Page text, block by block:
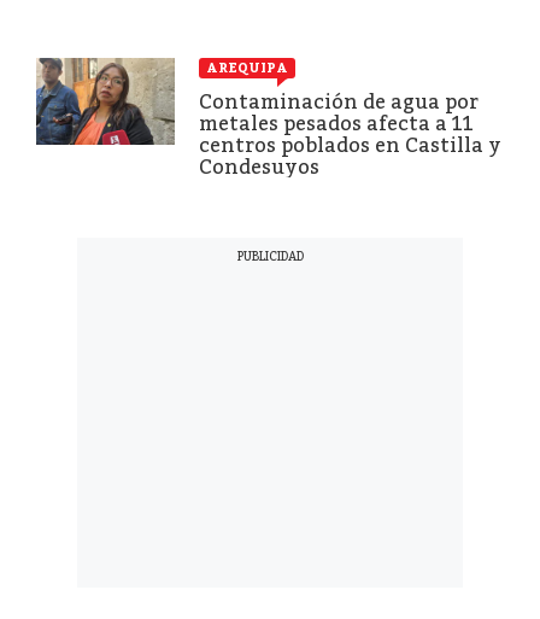
AREQUIPA
Contaminación de agua por
metales pesados afecta a 11
centros poblados en Castilla y
Condesuyos